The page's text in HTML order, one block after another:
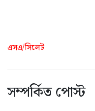
এসএ/সিলেট
সম্পর্কিত পোস্ট